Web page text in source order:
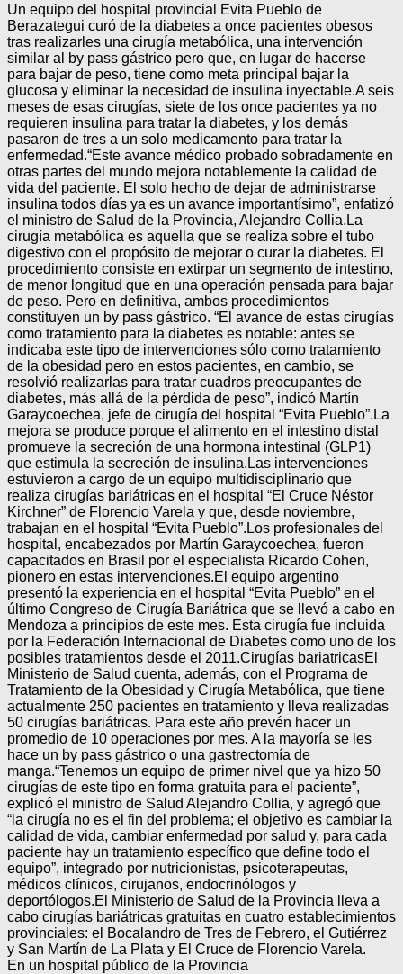
Un equipo del hospital provincial Evita Pueblo de
Berazategui curó de la diabetes a once pacientes obesos
tras realizarles una cirugía metabólica, una intervención
similar al by pass gástrico pero que, en lugar de hacerse
para bajar de peso, tiene como meta principal bajar la
glucosa y eliminar la necesidad de insulina inyectable.A seis
meses de esas cirugías, siete de los once pacientes ya no
requieren insulina para tratar la diabetes, y los demás
pasaron de tres a un solo medicamento para tratar la
enfermedad.“Este avance médico probado sobradamente en
otras partes del mundo mejora notablemente la calidad de
vida del paciente. El solo hecho de dejar de administrarse
insulina todos días ya es un avance importantísimo”, enfatizó
el ministro de Salud de la Provincia, Alejandro Collia.La
cirugía metabólica es aquella que se realiza sobre el tubo
digestivo con el propósito de mejorar o curar la diabetes. El
procedimiento consiste en extirpar un segmento de intestino,
de menor longitud que en una operación pensada para bajar
de peso. Pero en definitiva, ambos procedimientos
constituyen un by pass gástrico. “El avance de estas cirugías
como tratamiento para la diabetes es notable: antes se
indicaba este tipo de intervenciones sólo como tratamiento
de la obesidad pero en estos pacientes, en cambio, se
resolvió realizarlas para tratar cuadros preocupantes de
diabetes, más allá de la pérdida de peso”, indicó Martín
Garaycoechea, jefe de cirugía del hospital “Evita Pueblo”.La
mejora se produce porque el alimento en el intestino distal
promueve la secreción de una hormona intestinal (GLP1)
que estimula la secreción de insulina.Las intervenciones
estuvieron a cargo de un equipo multidisciplinario que
realiza cirugías bariátricas en el hospital “El Cruce Néstor
Kirchner” de Florencio Varela y que, desde noviembre,
trabajan en el hospital “Evita Pueblo”.Los profesionales del
hospital, encabezados por Martín Garaycoechea, fueron
capacitados en Brasil por el especialista Ricardo Cohen,
pionero en estas intervenciones.El equipo argentino
presentó la experiencia en el hospital “Evita Pueblo” en el
último Congreso de Cirugía Bariátrica que se llevó a cabo en
Mendoza a principios de este mes. Esta cirugía fue incluida
por la Federación Internacional de Diabetes como uno de los
posibles tratamientos desde el 2011.Cirugías bariatricasEl
Ministerio de Salud cuenta, además, con el Programa de
Tratamiento de la Obesidad y Cirugía Metabólica, que tiene
actualmente 250 pacientes en tratamiento y lleva realizadas
50 cirugías bariátricas. Para este año prevén hacer un
promedio de 10 operaciones por mes. A la mayoría se les
hace un by pass gástrico o una gastrectomía de
manga.“Tenemos un equipo de primer nivel que ya hizo 50
cirugías de este tipo en forma gratuita para el paciente”,
explicó el ministro de Salud Alejandro Collia, y agregó que
“la cirugía no es el fin del problema; el objetivo es cambiar la
calidad de vida, cambiar enfermedad por salud y, para cada
paciente hay un tratamiento específico que define todo el
equipo”, integrado por nutricionistas, psicoterapeutas,
médicos clínicos, cirujanos, endocrinólogos y
deportólogos.El Ministerio de Salud de la Provincia lleva a
cabo cirugías bariátricas gratuitas en cuatro establecimientos
provinciales: el Bocalandro de Tres de Febrero, el Gutiérrez
y San Martín de La Plata y El Cruce de Florencio Varela.
En un hospital público de la Provincia